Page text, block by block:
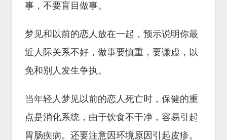
事，不要盲目做事。
梦见和以前的恋人放在一起，预示说明你最
近人际关系不好，做事要慎重，要谦虚，以
免和别人发生争执。
当年轻人梦见以前的恋人死亡时，保健的重
点是消化系统，由于饮食不干净，容易引起
胃肠疾病。还要注意因环境原因引起皮疹。